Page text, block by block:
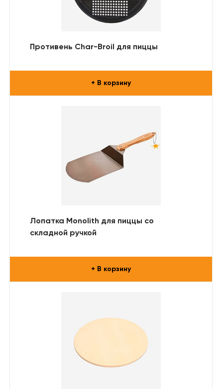
Противень Char-Broil для пиццы
+ В корзину
Лопатка Monolith для пиццы со
складной ручкой
+ В корзину